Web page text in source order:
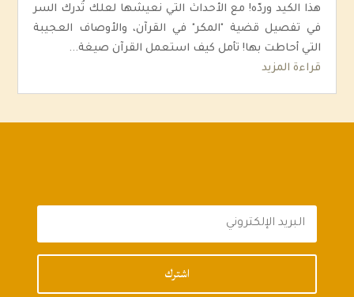
هذا الكيد وردّه! مع الأحداث التي نعيشها لعلك تُدرك السر
في تفصيل قضية "المكر" في القرآن، والأوصاف العجيبة
التي أحاطت بها! تأمل كيف استعمل القرآن صيغة...
قراءة المزيد
اشترك